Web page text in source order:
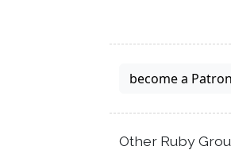
become a Patron
Other Ruby